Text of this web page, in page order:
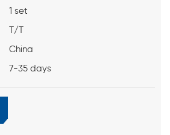
1 set
T/T
China
7-35 days